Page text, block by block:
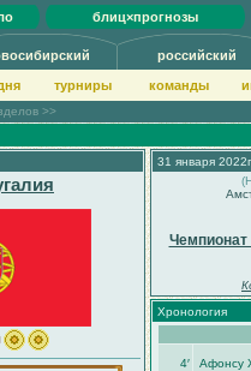
блиц×прогнозы
российский
турниры команды
>>
31 января
Хронология
4′ Афонсу